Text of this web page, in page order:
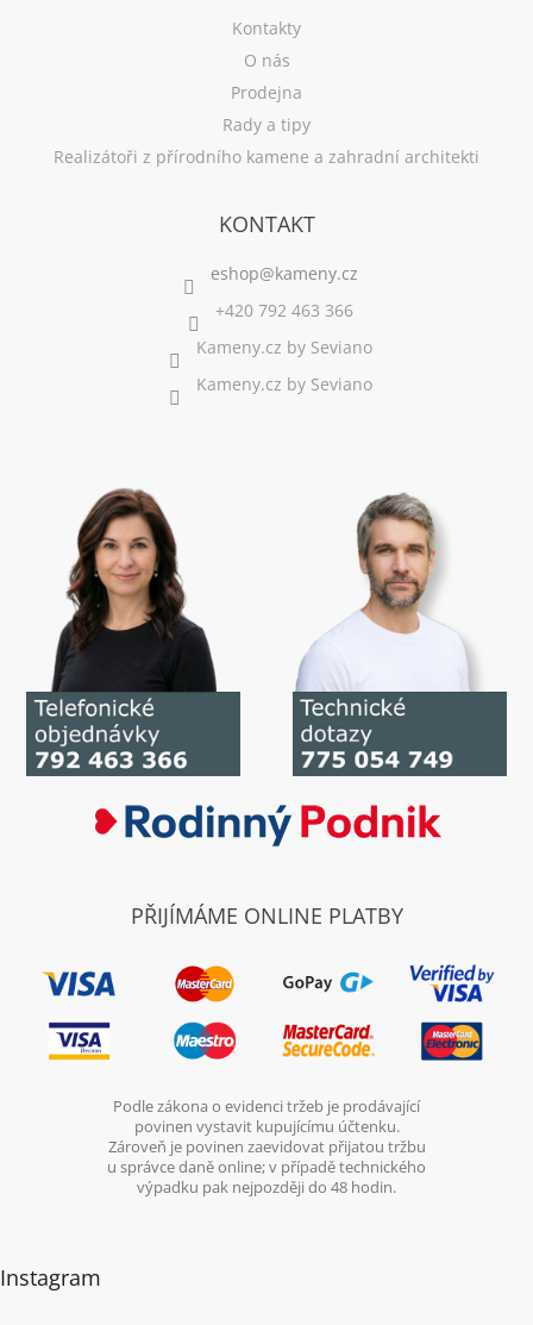
Kontakty
O nás
Prodejna
Rady a tipy
Realizátoři z přírodního kamene a zahradní architekti
KONTAKT
+420 792 463 366
Kameny.cz by Seviano
Kameny.cz by Seviano
PŘIJÍMÁME ONLINE PLATBY
Podle zákona o evidenci tržeb je prodávající
povinen vystavit kupujícímu účtenku.
Zároveň je povinen zaevidovat přijatou tržbu
u správce daně online; v případě technického
výpadku pak nejpozději do 48 hodin.
Instagram